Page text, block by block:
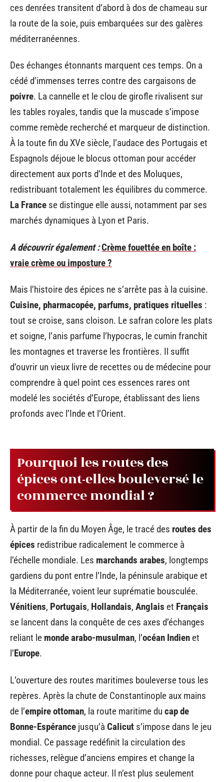
ces denrées transitent d’abord à dos de chameau sur
la route de la soie, puis embarquées sur des galères
méditerranéennes.
Des échanges étonnants marquent ces temps. On a
cédé d’immenses terres contre des cargaisons de
poivre. La cannelle et le clou de girofle rivalisent sur
les tables royales, tandis que la muscade s’impose
comme remède recherché et marqueur de distinction.
À la toute fin du XVe siècle, l’audace des Portugais et
Espagnols déjoue le blocus ottoman pour accéder
directement aux ports d’Inde et des Moluques,
redistribuant totalement les équilibres du commerce.
La France se distingue elle aussi, notamment par ses
marchés dynamiques à Lyon et Paris.
A découvrir également :Crème fouettée en boîte :
vraie crème ou imposture ?
Mais l’histoire des épices ne s’arrête pas à la cuisine.
Cuisine, pharmacopée, parfums, pratiques rituelles :
tout se croise, sans cloison. Le safran colore les plats
et soigne, l’anis parfume l’hypocras, le cumin franchit
les montagnes et traverse les frontières. Il suffit
d’ouvrir un vieux livre de recettes ou de médecine pour
comprendre à quel point ces essences rares ont
modelé les sociétés d’Europe, établissant des liens
profonds avec l’Inde et l’Orient.
Pourquoi les routes des
épices ont-elles bouleversé le
commerce mondial ?
À partir de la fin du Moyen Âge, le tracé des routes des
épices redistribue radicalement le commerce à
l’échelle mondiale. Les marchands arabes, longtemps
gardiens du pont entre l’Inde, la péninsule arabique et
la Méditerranée, voient leur suprématie bousculée.
Vénitiens, Portugais, Hollandais, Anglais et Français
se lancent dans la conquête de ces axes d’échanges
reliant le monde arabo-musulman, l’océan Indien et
l’Europe.
L’ouverture des routes maritimes bouleverse tous les
repères. Après la chute de Constantinople aux mains
de l’empire ottoman, la route maritime du cap de
Bonne-Espérance jusqu’à Calicut s’impose dans le jeu
mondial. Ce passage redéfinit la circulation des
richesses, relègue d’anciens empires et change la
donne pour chaque acteur. Il n’est plus seulement